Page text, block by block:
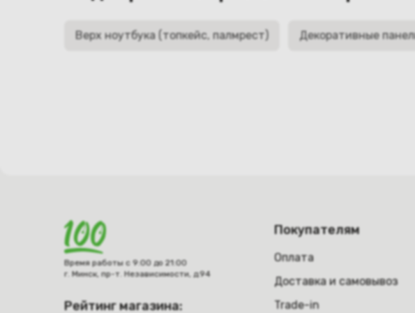
Верх ноутбука (топкейс, палмрест) Декоративные
Время работы с 9:00 до 21:00
г. Минск, пр-т. Независимости, д.94
Рейтинг магазина:
Покупателям
Оплата
Доставка и самовывоз
Trade-in